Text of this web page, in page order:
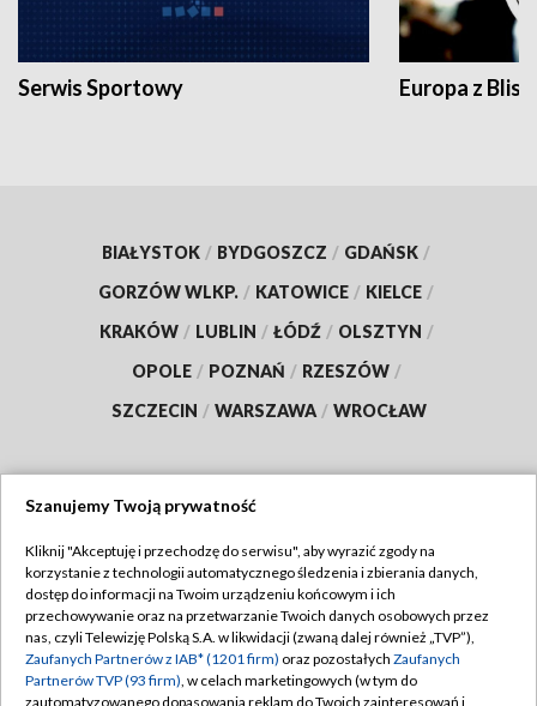
Serwis Sportowy Europa z
BIAŁYSTOK / BYDGOSZCZ / GDAŃSK /
GORZÓW WLKP. / KATOWICE / KIELCE /
KRAKÓW / LUBLIN / ŁÓDŹ / OLSZTYN /
OPOLE / POZNAŃ / RZESZÓW /
SZCZECIN / WARSZAWA / WROCŁAW
TVP
Abonament TVP
Emisja w TVP
Centrum informacji TVP
Regulamin TVP
Polityka prywatności
Moje zgody
Szanujemy Twoją prywatność
Kliknij "Akceptuję i przechodzę do serwisu", aby wyrazić zgody na
korzystanie z technologii automatycznego śledzenia i zbierania danych,
dostęp do informacji na Twoim urządzeniu końcowym i ich
przechowywanie oraz na przetwarzanie Twoich danych osobowych przez
nas, czyli Telewizję Polską S.A. w likwidacji (zwaną dalej również „TVP”),
Zaufanych Partnerów z IAB* (1201 firm) oraz pozostałych Zaufanych
Partnerów TVP (93 firm), w celach marketingowych (w tym do
zautomatyzowanego dopasowania reklam do Twoich zainteresowań i